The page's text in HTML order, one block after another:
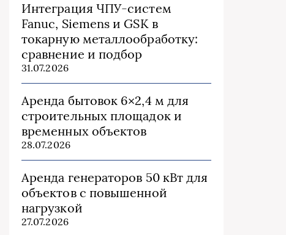
Интеграция ЧПУ-систем
Fanuc, Siemens и GSK в
токарную металлообработку:
сравнение и подбор
31.07.2026
Аренда бытовок 6×2,4 м для
строительных площадок и
временных объектов
28.07.2026
Аренда генераторов 50 кВт для
объектов с повышенной
нагрузкой
27.07.2026